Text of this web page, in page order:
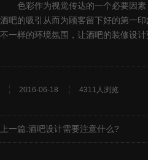
色彩作为视觉传达的一个必要因素
酒吧的吸引从而为顾客留下好的第一
不一样的环境氛围，让酒吧的装修设计
2016-06-18 4311人浏览
上一篇:酒吧设计需要注意什么?